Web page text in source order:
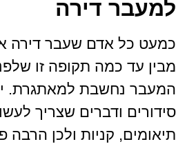
למעבר דירה
כמעט כל אדם שעבר דירה
מבין עד כמה תקופה זו
המעבר נחשבת למאתגרת.
סידורים ודברים שצריך
תיאומים, קניות ולכן הרבה